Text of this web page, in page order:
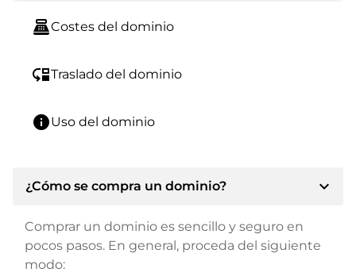
point_of_saleCostes del dominio
move_downTraslado del dominio
infoUso del dominio
¿Cómo se compra un dominio? expand_more
Comprar un dominio es sencillo y seguro en
pocos pasos. En general, proceda del siguiente
modo: